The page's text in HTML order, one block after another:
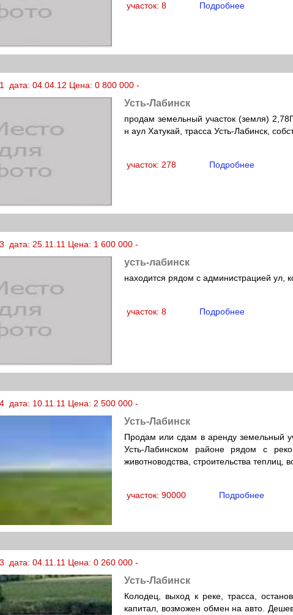
участок: 8 Подробнее
дата: 04.04.12 Цена: 0 800 000 -
Усть-Лабинск
продам земельный участок (земля)
н аул Хатукай, трасса Усть-Лабинск,
участок: 278 Подробнее
дата: 25.11.11 Цена: 1 600 000 -
усть-лабинск
находится рядом с администрацией ул,
участок: 8 Подробнее
дата: 10.11.11 Цена: 2 500 000 -
Усть-Лабинск
Продам или сдам в аренду земельный
Усть-Лабинском районе рядом с
животноводства, строительства теплиц,
участок: 90000 Подробнее
дата: 04.11.11 Цена: 0 260 000 -
Усть-Лабинск
Колодец, выход к реке, трасса,
капитал, возможен обмен на авто.